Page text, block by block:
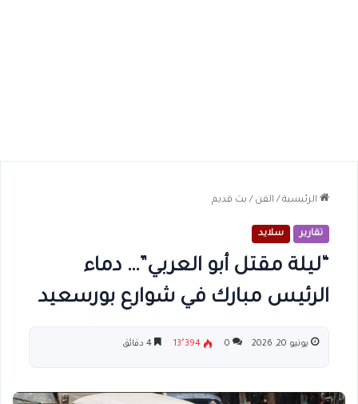
الرئيسية / الفن / بث قديم
تقارير سلايد
“ليلة مقتل أبو العربي”… دماء
الرئيس مبارك في شوارع بورسعيد
يونيو 20, 2026 0 13٬394